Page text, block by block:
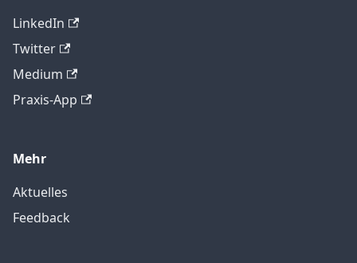
LinkedIn
Twitter
Medium
Praxis-App
Mehr
Aktuelles
Feedback